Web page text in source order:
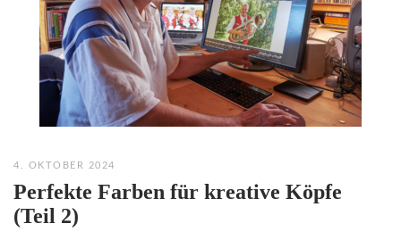
4. OKTOBER 2024
Perfekte Farben für kreative Köpfe
(Teil 2)